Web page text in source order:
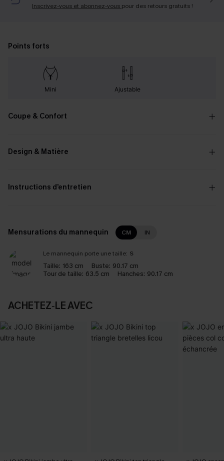
Inscrivez-vous et abonnez-vous pour des retours gratuits !
Points forts
Mini Ajustable
Coupe & Confort
Design & Matière
Instructions d’entretien
Mensurations du mannequin CM IN
Le mannequin porte une taille: S
Taille: 163 cm Buste: 90.17 cm
Tour de taille: 63.5 cm Hanches: 90.17 cm
ACHETEZ‑LE AVEC